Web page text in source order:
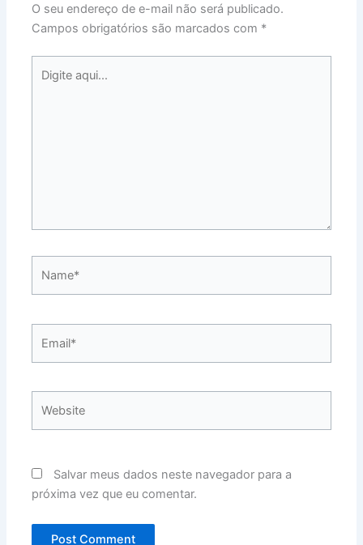
O seu endereço de e-mail não será publicado.
Campos obrigatórios são marcados com *
aqui...
Salvar meus dados neste navegador para a
próxima vez que eu comentar.